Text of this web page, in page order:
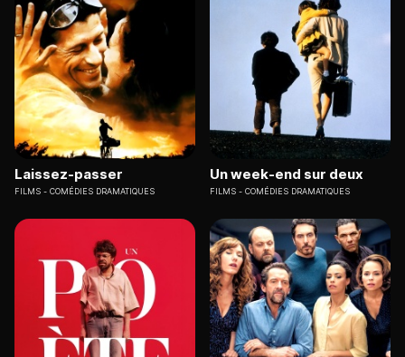
Laissez-passer
FILMS COMÉDIES DRAMATIQUES
Un week-end sur deux
FILMS COMÉDIES DRAMATIQUES